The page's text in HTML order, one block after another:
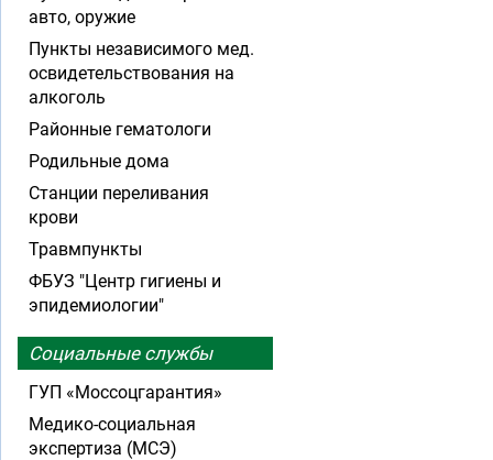
авто, оружие
Пункты независимого мед.
освидетельствования на
алкоголь
Районные гематологи
Родильные дома
Станции переливания
крови
Травмпункты
ФБУЗ "Центр гигиены и
эпидемиологии"
Социальные службы
ГУП «Моссоцгарантия»
Медико-социальная
экспертиза (МСЭ)